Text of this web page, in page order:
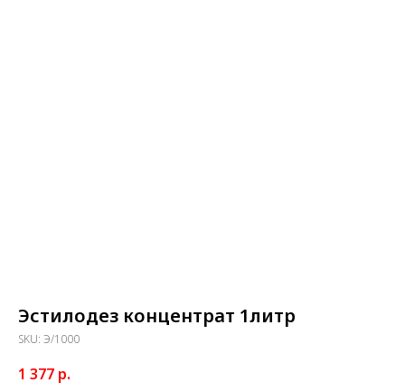
Эстилодез концентрат 1литр
SKU: Э/1000
1 377 р.